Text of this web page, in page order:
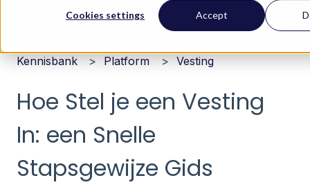
Cookies settings Accept
Kennisbank Platform Vesting
Hoe Stel je een Vesting
In: een Snelle
Stapsgewijze Gids